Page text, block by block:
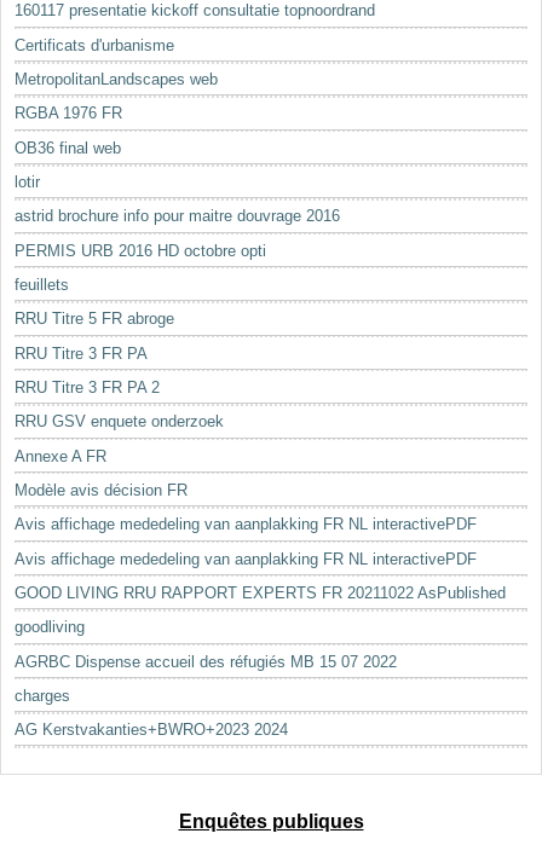
160117 presentatie kickoff consultatie topnoordrand
Certificats d'urbanisme
MetropolitanLandscapes web
RGBA 1976 FR
OB36 final web
lotir
astrid brochure info pour maitre douvrage 2016
PERMIS URB 2016 HD octobre opti
feuillets
RRU Titre 5 FR abroge
RRU Titre 3 FR PA
RRU Titre 3 FR PA 2
RRU GSV enquete onderzoek
Annexe A FR
Modèle avis décision FR
Avis affichage mededeling van aanplakking FR NL interactivePDF
Avis affichage mededeling van aanplakking FR NL interactivePDF
GOOD LIVING RRU RAPPORT EXPERTS FR 20211022 AsPublished
goodliving
AGRBC Dispense accueil des réfugiés MB 15 07 2022
charges
AG Kerstvakanties+BWRO+2023 2024
Enquêtes publiques